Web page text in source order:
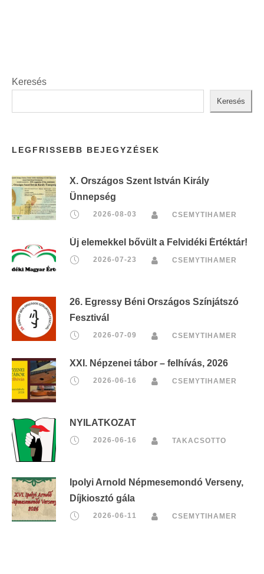
Keresés
Keresés
LEGFRISSEBB BEJEGYZÉSEK
X. Országos Szent István Király
Ünnepség
2026-08-03 CSEMYTIHAMER
Új elemekkel bővült a Felvidéki Értéktár!
2026-07-23 CSEMYTIHAMER
26. Egressy Béni Országos Színjátszó
Fesztivál
2026-07-09 CSEMYTIHAMER
XXI. Népzenei tábor – felhívás, 2026
2026-06-16 CSEMYTIHAMER
NYILATKOZAT
2026-06-16 TAKACSOTTO
Ipolyi Arnold Népmesemondó Verseny,
Díjkiosztó gála
2026-06-11 CSEMYTIHAMER